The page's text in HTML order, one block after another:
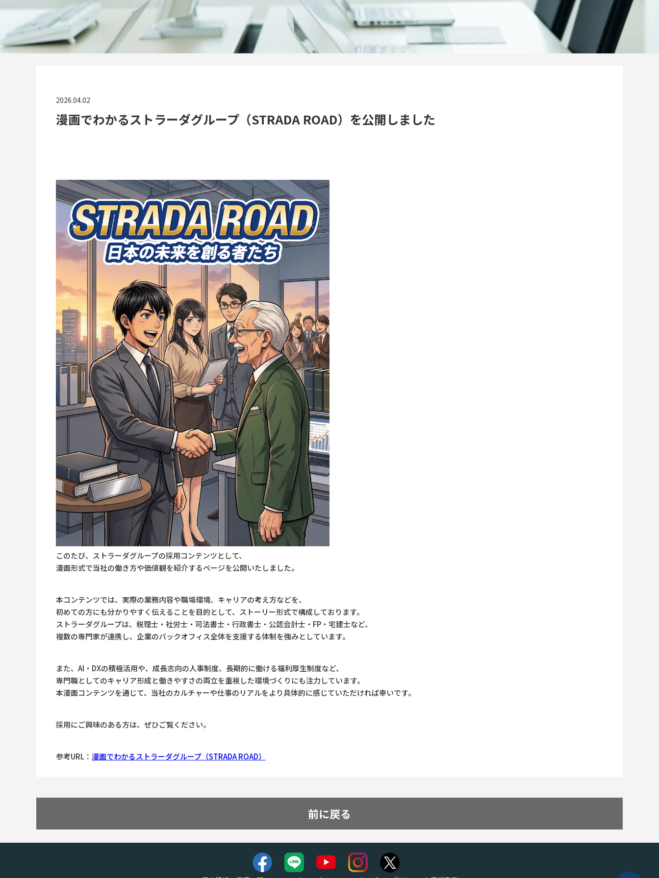
2026.04.02
漫画でわかるストラーダグループ（STRADA ROAD）を公開しました
このたび、ストラーダグループの採用コンテンツとして、
漫画形式で当社の働き方や価値観を紹介するページを公開いたしました。
本コンテンツでは、実際の業務内容や職場環境、キャリアの考え方などを、
初めての方にも分かりやすく伝えることを目的として、ストーリー形式で構成しております。
ストラーダグループは、税理士・社労士・司法書士・行政書士・公認会計士・FP・宅建士など、
複数の専門家が連携し、企業のバックオフィス全体を支援する体制を強みとしています。
また、AI・DXの積極活用や、成長志向の人事制度、長期的に働ける福利厚生制度など、
専門職としてのキャリア形成と働きやすさの両立を重視した環境づくりにも注力しています。
本漫画コンテンツを通じて、当社のカルチャーや仕事のリアルをより具体的に感じていただければ幸いです。
採用にご興味のある方は、ぜひご覧ください。
参考URL： 漫画でわかるストラーダグループ（STRADA ROAD）
前に戻る